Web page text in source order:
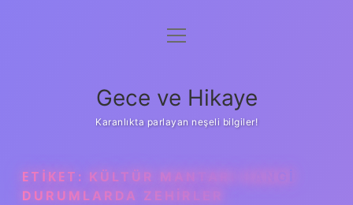
Anasayfa
Yasal Uyarı
menüyü
Gece ve Hikaye
Karanlıkta parlayan neşeli bilgiler!
ETIKET: KÜLTÜR MANTARI HANGI
DURUMLARDA ZEHIRLER